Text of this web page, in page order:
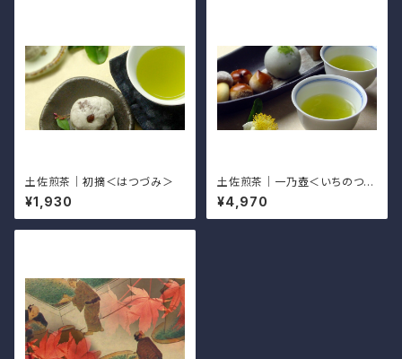
土佐煎茶｜初摘＜はつづみ＞
¥1,930
土佐煎茶｜一乃壺＜いちのつぼ
＞
¥4,970